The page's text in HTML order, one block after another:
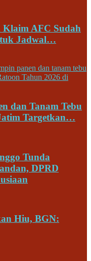
Klaim AFC Sudah
Jadwal…
dan Tanam Tebu
Targetkan…
Tunda
DPRD
Hiu, BGN: